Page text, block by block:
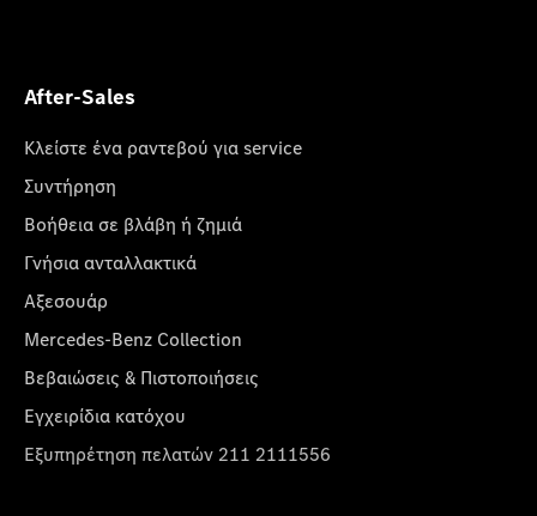
After-Sales
Κλείστε ένα ραντεβού για service
Συντήρηση
Βοήθεια σε βλάβη ή ζημιά
Γνήσια ανταλλακτικά
Αξεσουάρ
Mercedes-Benz Collection
Βεβαιώσεις & Πιστοποιήσεις
Εγχειρίδια κατόχου
Εξυπηρέτηση πελατών 211 2111556